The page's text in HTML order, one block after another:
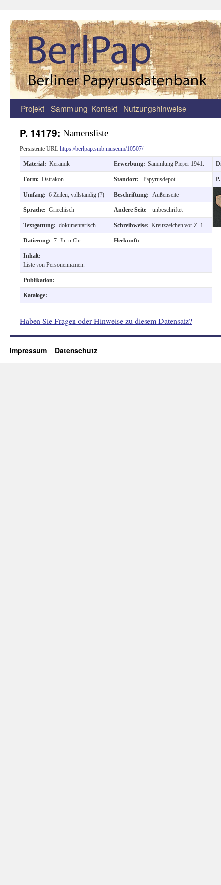
Zum
springen
Projekt Sammlung Kontakt Nutzungshinweise
P. 14179: Namensliste
Persistente URL https://berlpap.smb.museum/10507/
Material: Keramik Erwerbung: Sammlung Pieper 1941.
Form: Ostrakon Standort: Papyrusdepot
Umfang: 6 Zeilen, vollständig (?) Beschriftung: Außenseite
Sprache: Griechisch Andere Seite: unbeschriftet
Textgattung: dokumentarisch Schreibweise: Kreuzzeichen vor Z. 1
Datierung: 7. Jh. n.Chr. Herkunft:
Inhalt:
Liste von Personennamen.
Publikation:
Kataloge:
Haben Sie Fragen oder Hinweise zu diesem Datensatz?
Impressum Datenschutz